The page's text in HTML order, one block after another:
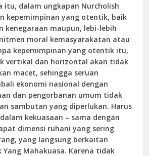
itu, dalam ungkapan Nurcholish
kepemimpinan yang otentik, baik
kenegaraan maupun, lebi-lebih
moral kemasyarakatan atau
kepemimpinan yang otentik itu,
vertikal dan horizontal akan tidak
macet, sehingga seruan
ekonomi nasional dengan
dan pengorbanan umum tidak
sambutan yang diperlukan. Harus
kekuasaan – sama dengan
dimensi ruhani yang sering
yang langsung berkaitan
Yang Mahakuasa. Karena tidak